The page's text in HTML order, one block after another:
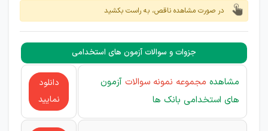
در صورت مشاهده ناقص، به راست بکشید
جزوات و سوالات آزمون های استخدامی
مشاهده مجموعه نمونه سوالات آزمون
های استخدامی بانک ها
دانلود
نمایید